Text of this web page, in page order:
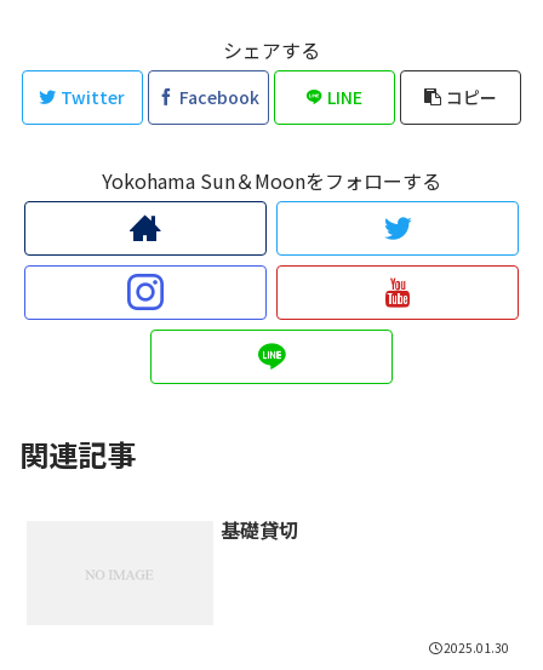
シェアする
Twitter Facebook LINE コピー
Yokohama Sun＆Moonをフォローする
関連記事
基礎貸切
2025.01.30